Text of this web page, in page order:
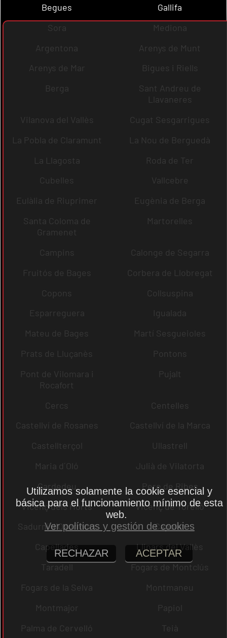
Begues
Gallifa
Sora
Mediona
Argentona
Arenys de Munt
Arenys de Mar
Bigues i Riells
Berga
Sant Andreu de
Llavaneres
Vilanova del Vallès
Cugat Sesgarrigues
La Pobla de Claramunt
La Nou de Berguedà
La Llagosta
Roda de Ter
Cubelles
Vallcebre
Eulàlia de Riuprimer
Eugènia de Berga
Santa Coloma de
Gramenet
Martorelles
Campins
Calonge de Segarra
Fruitós de Bages
Corbera de Llobregat
Copons
Collsuspina
Esparreguera
Igualada
Mateu de Bages
Martí Sesgueioles
Prats de Lluçanès
Pontons
Pont de Vilomara i
Rocafort
Pujalt
Cercs
Centelles
Castellví de Rosanes
Castellví de la Marca
Castellterçol
Ullastrell
Maria d´Oló
Julià de Vilatorta
Cardedeu
Pere de Ribes
Vicenç dels Horts
Vicenç de Torelló
Sadurní d´Osormort
Capolat
Capellades
Llinars del Vallès
Taradell
Fogars de Montclús
Fogars de la Selva
Montmaneu
Montmajor
Papiol
Palma de Cervelló
Teià
Utilizamos solamente la cookie esencial y
básica para el funcionamiento mínimo de esta
web.
Ver políticas y gestión de cookies
RECHAZAR ACEPTAR